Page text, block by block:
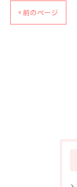
< 前のページ